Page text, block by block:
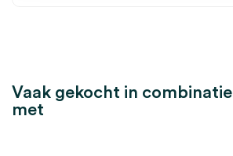
Vaak gekocht in combinatie
met